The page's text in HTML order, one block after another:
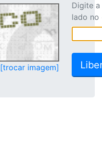
[trocar imagem]
Digite
lado no